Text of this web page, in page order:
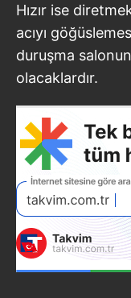
Hızır ise
acıyı
duruşma
olacaklardır.